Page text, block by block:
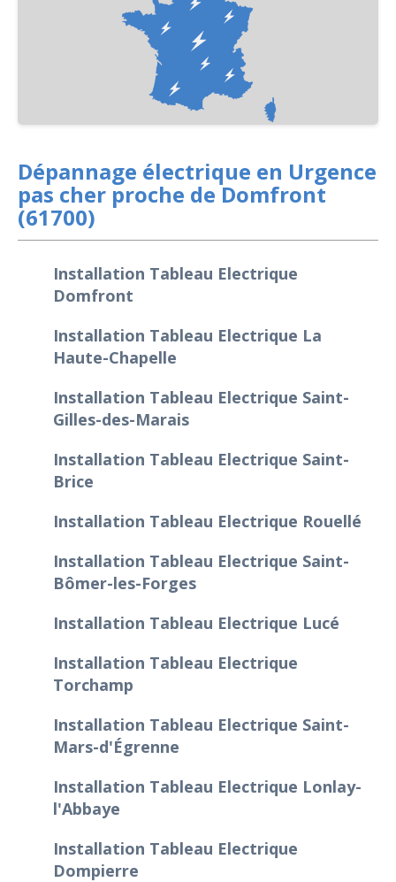
Dépannage électrique en Urgence
pas cher proche de Domfront
(61700)
Installation Tableau Electrique
Domfront
Installation Tableau Electrique La
Haute-Chapelle
Installation Tableau Electrique Saint-
Gilles-des-Marais
Installation Tableau Electrique Saint-
Brice
Installation Tableau Electrique Rouellé
Installation Tableau Electrique Saint-
Bômer-les-Forges
Installation Tableau Electrique Lucé
Installation Tableau Electrique
Torchamp
Installation Tableau Electrique Saint-
Mars-d'Égrenne
Installation Tableau Electrique Lonlay-
l'Abbaye
Installation Tableau Electrique
Dompierre